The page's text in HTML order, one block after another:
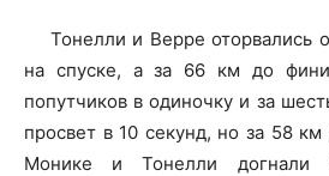
Тонелли и Верре оторвались
на спуске, а за 66 км до
попутчиков в одиночку и за
просвет в 10 секунд, но за 58
Монике и Тонелли догнали